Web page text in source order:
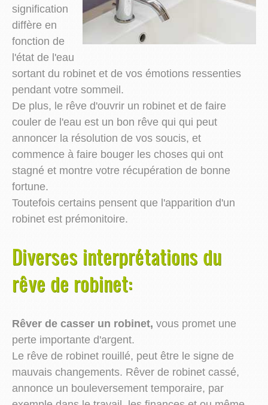
signification
diffère en
fonction de
l'état de l'eau
sortant du robinet et de vos émotions ressenties
pendant votre sommeil.
De plus, le rêve d'ouvrir un robinet et de faire
couler de l'eau est un bon rêve qui qui peut
annoncer la résolution de vos soucis, et
commence à faire bouger les choses qui ont
stagné et montre votre récupération de bonne
fortune.
Toutefois certains pensent que l'apparition d'un
robinet est prémonitoire.
Diverses interprétations du
rêve de robinet:
Rêver de casser un robinet, vous promet une
perte importante d'argent.
Le rêve de robinet rouillé, peut être le signe de
mauvais changements. Rêver de robinet cassé,
annonce un bouleversement temporaire, par